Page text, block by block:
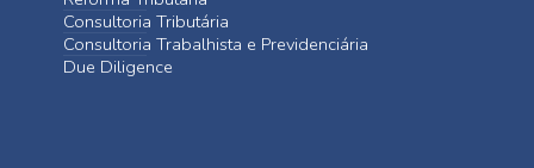
Consultoria Tributária
Consultoria Trabalhista e Previdenciária
Due Diligence